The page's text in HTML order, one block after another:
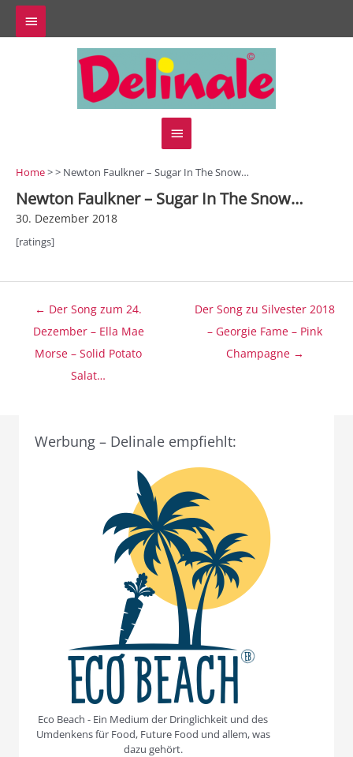
Zum
Inhalt
springen
Above
Hauptmenü
Home> > Newton Faulkner – Sugar In The Snow…
Newton Faulkner – Sugar In The Snow…
30. Dezember 2018
[ratings]
Beitragsnavigation
← Der Song zum 24.
Dezember – Ella Mae
Morse – Solid Potato
Salat…
Der Song zu Silvester 2018
– Georgie Fame – Pink
Champagne →
Werbung – Delinale empfiehlt:
Eco Beach - Ein Medium der Dringlichkeit und des
Umdenkens für Food, Future Food und allem, was
dazu gehört.